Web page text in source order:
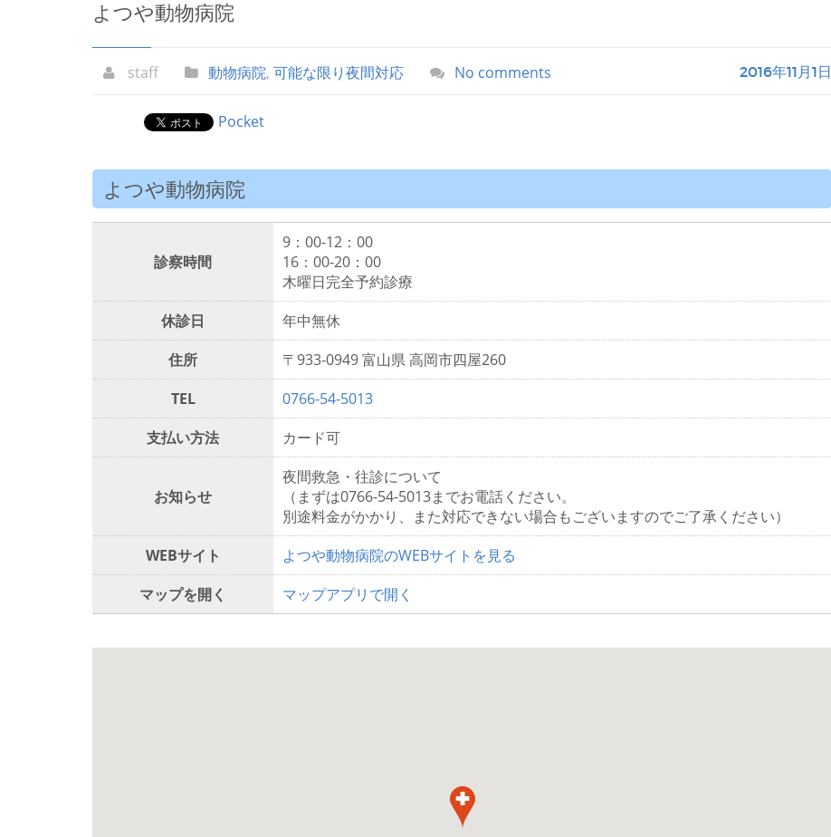
よつや動物病院
staff 動物病院, 可能な限り夜間対応 No comments 2016年11月1日
Pocket
よつや動物病院
診察時間
9：00-12：00
16：00-20：00
木曜日完全予約診療
休診日
年中無休
住所
〒933-0949 富山県 高岡市四屋260
TEL
0766-54-5013
支払い方法
カード可
お知らせ
夜間救急・往診について
（まずは0766-54-5013までお電話ください。
別途料金がかかり、また対応できない場合もございますのでご了承ください）
WEBサイト
よつや動物病院のWEBサイトを見る
マップを開く
マップアプリで開く